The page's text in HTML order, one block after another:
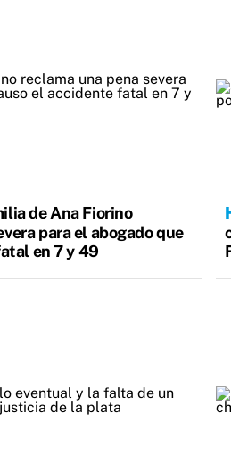
de Ana Fiorino
para el abogado que
en 7 y 49